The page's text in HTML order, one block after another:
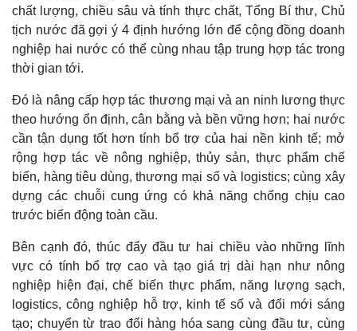
chất lượng, chiều sâu và tính thực chất, Tổng Bí thư, Chủ
tịch nước đã gợi ý 4 định hướng lớn để cộng đồng doanh
nghiệp hai nước có thể cùng nhau tập trung hợp tác trong
thời gian tới.
Đó là nâng cấp hợp tác thương mại và an ninh lương thực
theo hướng ổn định, cân bằng và bền vững hơn; hai nước
cần tận dụng tốt hơn tính bổ trợ của hai nền kinh tế; mở
rộng hợp tác về nông nghiệp, thủy sản, thực phẩm chế
biến, hàng tiêu dùng, thương mại số và logistics; cùng xây
dựng các chuỗi cung ứng có khả năng chống chịu cao
trước biến động toàn cầu.
Bên cạnh đó, thúc đẩy đầu tư hai chiều vào những lĩnh
vực có tính bổ trợ cao và tạo giá trị dài hạn như nông
nghiệp hiện đại, chế biến thực phẩm, năng lượng sạch,
logistics, công nghiệp hỗ trợ, kinh tế số và đổi mới sáng
tạo; chuyển từ trao đổi hàng hóa sang cùng đầu tư, cùng